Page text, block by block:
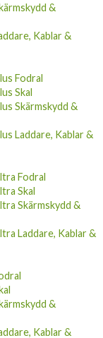
&
Kablar &
Fodral
Skal
Skärmskydd &
Laddare, Kablar &
Fodral
Skal
Skärmskydd &
Laddare, Kablar &
&
Kablar &